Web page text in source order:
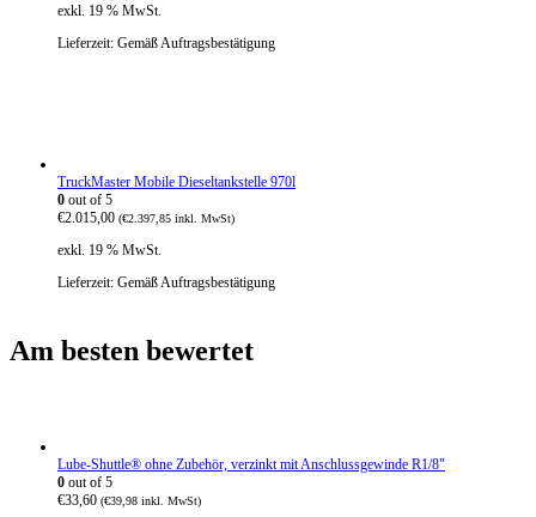
exkl. 19 % MwSt.
Lieferzeit: Gemäß Auftragsbestätigung
TruckMaster Mobile Dieseltankstelle 970l
0 out of 5
€2.015,00 (€2.397,85 inkl. MwSt)
exkl. 19 % MwSt.
Lieferzeit: Gemäß Auftragsbestätigung
Am besten bewertet
Lube-Shuttle® ohne Zubehör, verzinkt mit Anschlussgewinde R1/8"
0 out of 5
€33,60 (€39,98 inkl. MwSt)